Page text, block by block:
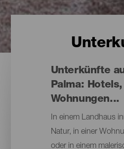
Unterkünfte
Palma: Hotels,
Wohnungen...
In einem Landhaus
Natur, in einer
oder in einem